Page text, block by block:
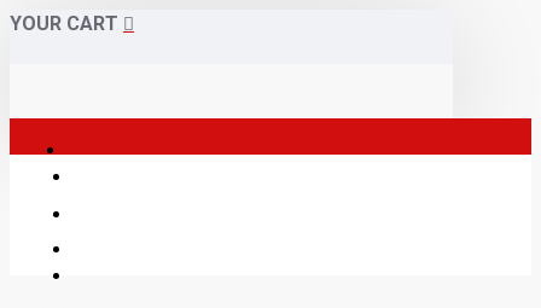
YOUR CART